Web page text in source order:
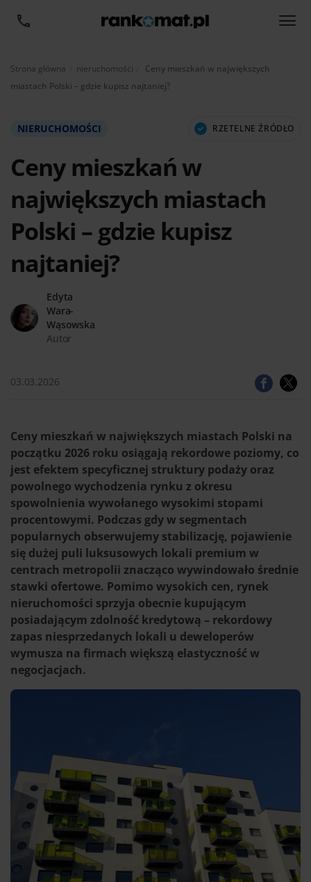
Strona główna nieruchomości Aktualnie:
Ceny mieszkań w największych
miastach Polski – gdzie kupisz najtaniej?
NIERUCHOMOŚCI RZETELNE ŹRÓDŁO
Ceny mieszkań w
największych miastach
Polski – gdzie kupisz
najtaniej?
Edyta
Wara-
Wąsowska
Autor
03.03.2026
Ceny mieszkań w największych miastach Polski na
początku 2026 roku osiągają rekordowe poziomy, co
jest efektem specyficznej struktury podaży oraz
powolnego wychodzenia rynku z okresu
spowolnienia wywołanego wysokimi stopami
procentowymi. Podczas gdy w segmentach
popularnych obserwujemy stabilizację, pojawienie
się dużej puli luksusowych lokali premium w
centrach metropolii znacząco wywindowało średnie
stawki ofertowe. Pomimo wysokich cen, rynek
nieruchomości sprzyja obecnie kupującym
posiadającym zdolność kredytową – rekordowy
zapas niesprzedanych lokali u deweloperów
wymusza na firmach większą elastyczność w
negocjacjach.